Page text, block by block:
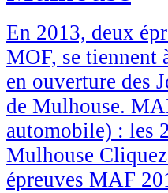
En 2013, deux
MOF, se tiennent
en ouverture des
de Mulhouse.
automobile) : les
Mulhouse
épreuves MAF